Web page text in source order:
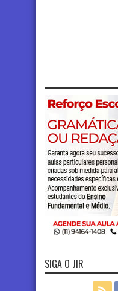
SIGA O JIR